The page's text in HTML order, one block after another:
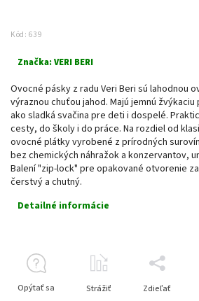
Kód: 639
Značka:VERI BERI
Ovocné pásky z radu Veri Beri sú lahodnou
výraznou chuťou jahod. Majú jemnú
ako sladká svačina pre deti i dospelé.
cesty, do školy i do práce. Na rozdiel od
ovocné plátky vyrobené z prírodných
bez chemických náhražok a konzervantov,
Balení "zip-lock" pre opakované otvorenie
čerstvý a chutný.
Detailné informácie
Opýtať sa Strážiť Zdieľať